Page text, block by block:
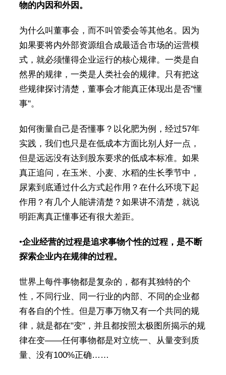
物的内因和外因。
为什么叫董事会，而不叫管委会等其他名。因为
如果要将内外部资源组合成最适合市场的运营模
式，就必须懂得企业运行的核心规律。一类是自
然界的规律，一类是人类社会的规律。只有把这
些规律探讨清楚，董事会才能真正体现出是否"懂
事"。
如何衡量自己是否懂事？以化肥为例，经过57年
实践，我们也只是在低成本方面比别人好一点，
但是远远没有达到股东要求的低成本标准。如果
真正追问，在玉米、小麦、水稻的生长季节中，
尿素到底通过什么方式起作用？在什么环境下起
作用？有几个人能讲清楚？如果讲不清楚，就说
明距离真正懂事还有很大差距。
•企业经营的过程是追求事物个性的过程，是不断
探索企业内在规律的过程。
世界上每件事物都是复杂的，都有其独特的个
性，不同行业、同一行业的内部、不同的企业都
有各自的个性。但是万事万物又有一个共同的规
律，就是都在"变"，并且都按照太极图所揭示的规
律在变——任何事物都是对立统一、从量变到质
量、没有100%正确……